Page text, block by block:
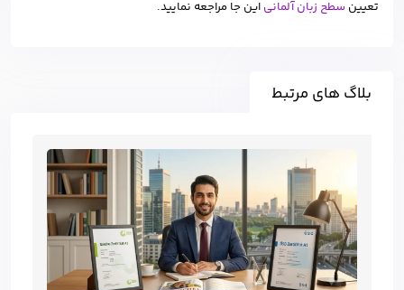
تعیین سطح زبان آلمانی این جا مراجعه نمایید.
بلاگ های مرتبط